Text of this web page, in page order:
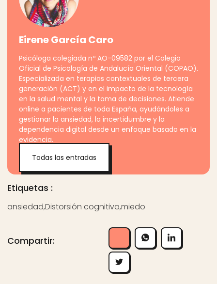
Eirene García Caro
Psicóloga colegiada nº AO-09582 por el Colegio
Oficial de Psicología de Andalucía Oriental (COPAO).
Especializada en terapias contextuales de tercera
generación (ACT) y en el impacto de la tecnología
en la salud mental y la toma de decisiones. Atiende
online a pacientes de toda España, ayudándoles a
gestionar la ansiedad, la incertidumbre y la
dependencia digital desde un enfoque basado en la
evidencia.
Todas las entradas
Etiquetas :
ansiedad,Distorsión cognitiva,miedo
Compartir: